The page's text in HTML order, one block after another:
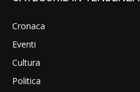
Cronaca
Eventi
Cultura
Politica